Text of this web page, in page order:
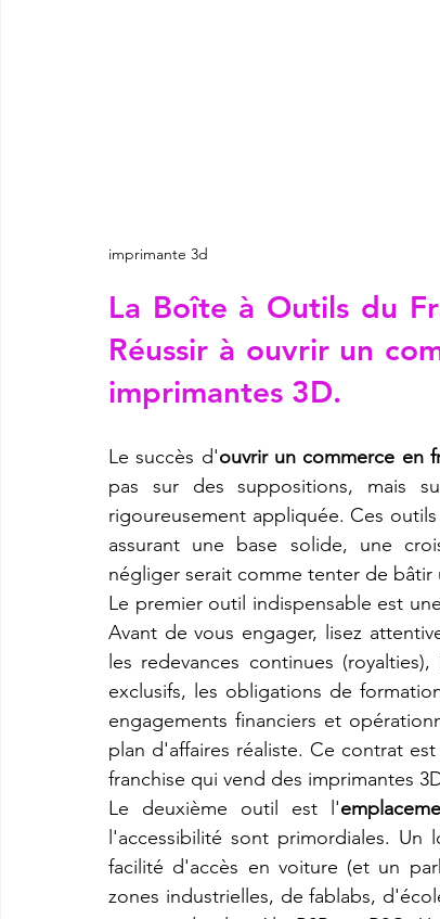
imprimante 3d
La Boîte à Outils du
Réussir à ouvrir un
imprimantes 3D.
Le succès d'ouvrir un commerce en
pas sur des suppositions, mais
rigoureusement appliquée. Ces
assurant une base solide, une
négliger serait comme tenter de bâtir
Le premier outil indispensable est une
Avant de vous engager, lisez
les redevances continues
exclusifs, les obligations de
engagements financiers et
plan d'affaires réaliste. Ce contrat
franchise qui vend des imprimantes
Le deuxième outil est l'
l'accessibilité sont primordiales.
facilité d'accès en voiture (et un
zones industrielles, de fablabs,